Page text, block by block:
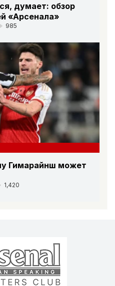
думает: обзор
«Арсенала»
985
Гимарайнш может
1,420